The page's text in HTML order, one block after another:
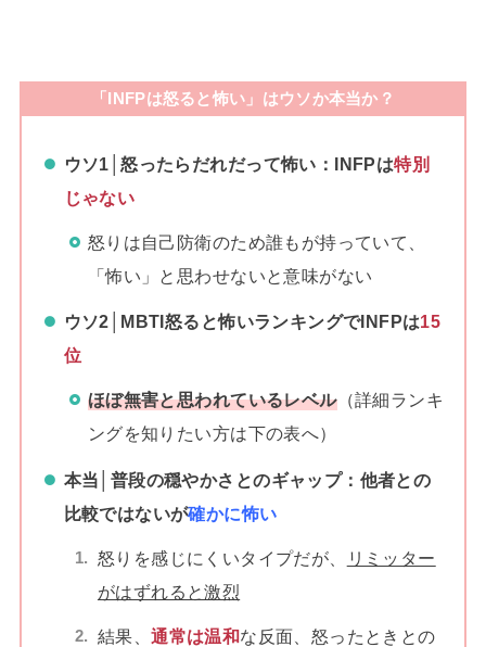
「INFPは怒ると怖い」はウソか本当か？
ウソ1 │怒ったらだれだって怖い：INFPは特別
じゃない
怒りは自己防衛のため誰もが持っていて、
「怖い」と思わせないと意味がない
ウソ2 │MBTI怒ると怖いランキングでINFPは15
位
ほぼ無害と思われているレベル（詳細ランキ
ングを知りたい方は下の表へ）
本当 │普段の穏やかさとのギャップ：他者との
比較ではないが確かに怖い
怒りを感じにくいタイプだが、
リミッター
がはずれると激烈
結果、通常は温和な反面、怒ったときとの